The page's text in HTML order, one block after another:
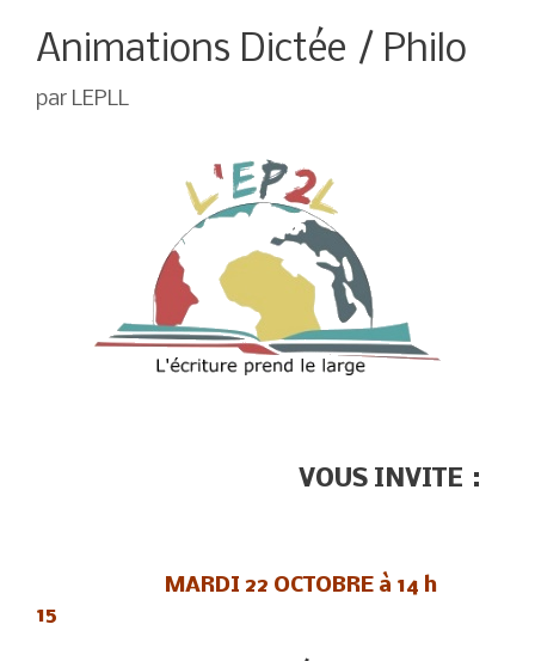
Animations Dictée / Philo
par LEPLL
VOUS INVITE :
MARDI 22 OCTOBRE à 14 h
15